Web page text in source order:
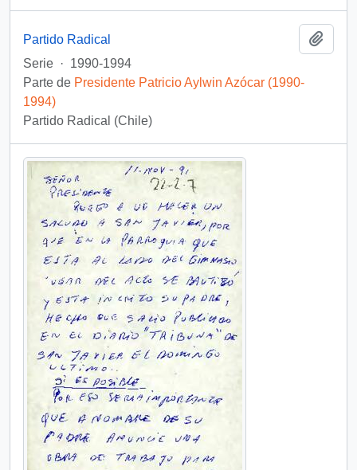
Partido Radical
Serie · 1990-1994
Parte de Presidente Patricio Aylwin Azócar (1990-
1994)
Partido Radical (Chile)